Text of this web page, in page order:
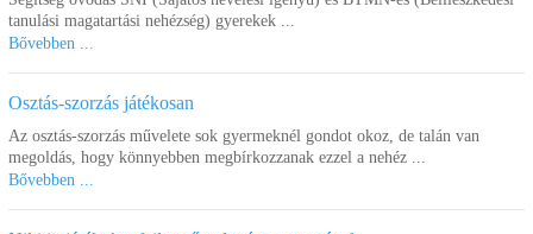
tanulási magatartási nehézség) gyerekek ...
Bővebben ...
Osztás-szorzás játékosan
Az osztás-szorzás művelete sok gyermeknél gondot okoz, de talán van
megoldás, hogy könnyebben megbírkozzanak ezzel a nehéz ...
Bővebben ...